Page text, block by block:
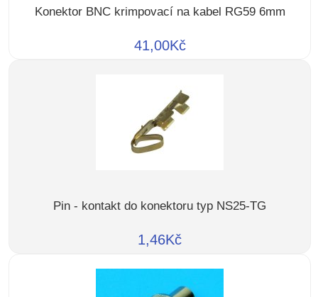
Konektor BNC krimpovací na kabel RG59 6mm
41,00Kč
Pin - kontakt do konektoru typ NS25-TG
1,46Kč